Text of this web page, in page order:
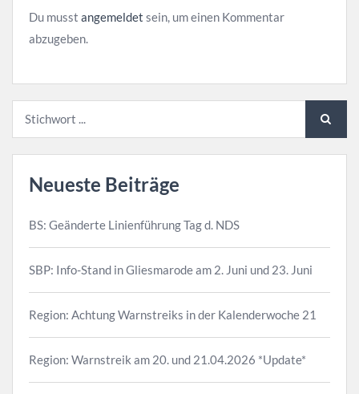
Du musst angemeldet sein, um einen Kommentar
abzugeben.
Neueste Beiträge
BS: Geänderte Linienführung Tag d. NDS
SBP: Info-Stand in Gliesmarode am 2. Juni und 23. Juni
Region: Achtung Warnstreiks in der Kalenderwoche 21
Region: Warnstreik am 20. und 21.04.2026 *Update*